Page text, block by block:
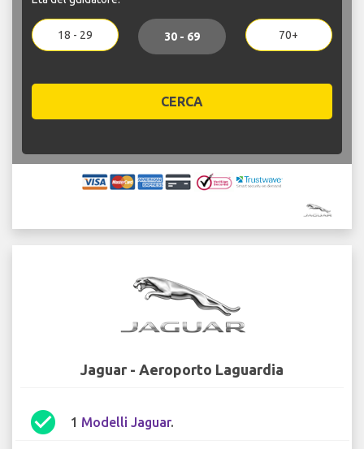
18 - 29 30 - 69 70+
CERCA
Jaguar - Aeroporto Laguardia
check_circle 1 Modelli Jaguar.